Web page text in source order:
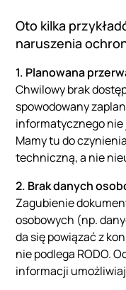
Oto kilka
naruszenia
1. Planowana
Chwilowy brak
spowodowany
informatycznego
Mamy tu do
techniczną, a nie
2. Brak danych
Zagubienie
osobowych (np.
da się powiązać z
nie podlega RODO.
informacji